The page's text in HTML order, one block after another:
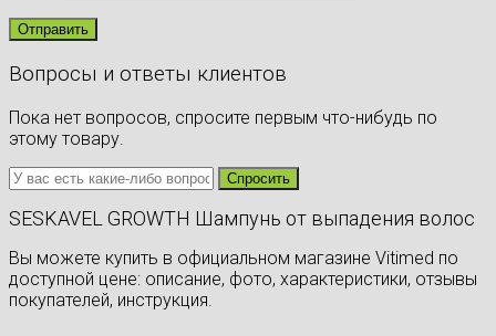
Вопросы и ответы клиентов
Пока нет вопросов, спросите первым что-нибудь по
этому товару.
SESKAVEL GROWTH Шампунь от выпадения волос
Вы можете купить в официальном магазине Vitimed по
доступной цене: описание, фото, характеристики, отзывы
покупателей, инструкция.